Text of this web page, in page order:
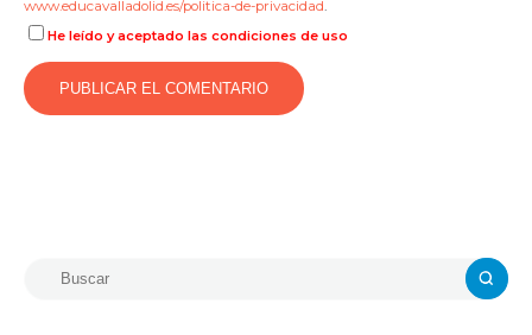
www.educavalladolid.es/politica-de-privacidad.
He leído y aceptado las condiciones de uso